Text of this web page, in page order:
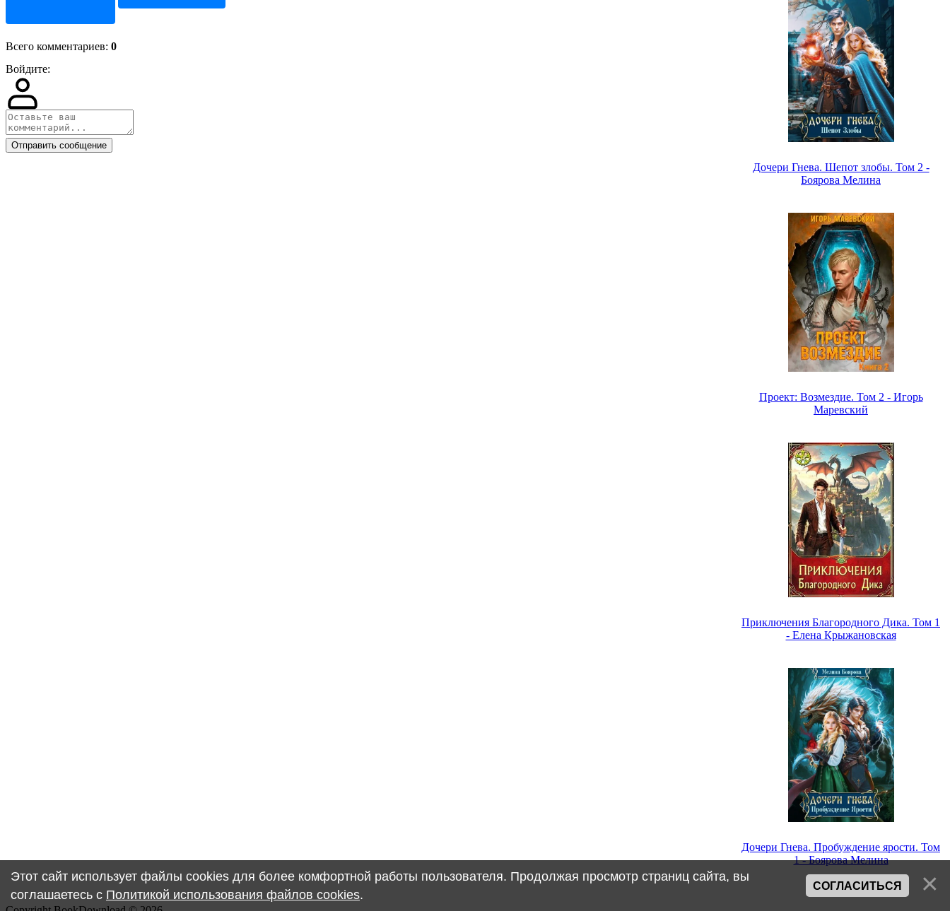
Всего комментариев: 0
Войдите:
Отправить сообщение
Дочери Гнева. Шепот злобы. Том 2 -
Боярова Мелина
Проект: Возмездие. Том 2 - Игорь
Маревский
Приключения Благородного Дика. Том 1
- Елена Крыжановская
Дочери Гнева. Пробуждение ярости. Том
1 - Боярова Мелина
Copyright BookDownload © 2026
Этот сайт использует файлы cookies для более комфортной работы пользователя. Продолжая просмотр страниц сайта, вы
соглашаетесь с Политикой использования файлов cookies.
СОГЛАСИТЬСЯ